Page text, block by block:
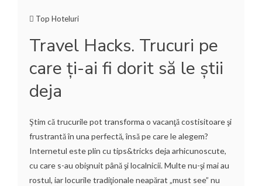
Top Hoteluri
Travel Hacks. Trucuri pe
care ţi-ai fi dorit să le ştii
deja
Ştim că trucurile pot transforma o vacanţă costisitoare şi
frustrantă în una perfectă, însă pe care le alegem?
Internetul este plin cu tips&tricks deja arhicunoscute,
cu care s-au obişnuit până şi localnicii. Multe nu-şi mai au
rostul, iar locurile tradiţionale neapărat „must see” nu